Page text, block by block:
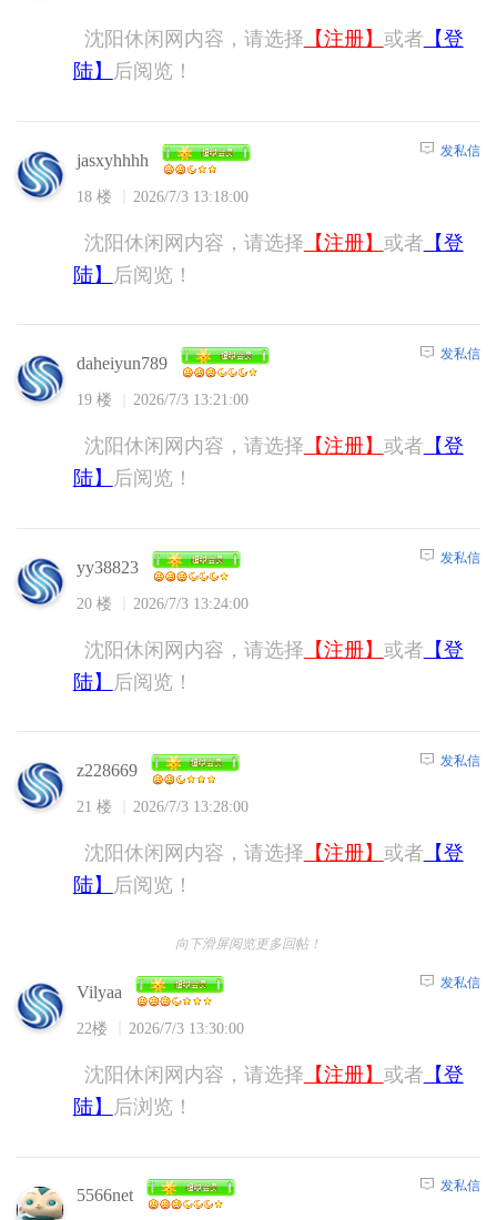
沈阳休闲网内容，请选择 【注册】 或者 【登
陆】
后阅览！
jasxyhhhh
18 楼 2026/7/3 13:18:00
发私信
沈阳休闲网内容，请选择 【注册】 或者 【登
陆】
后阅览！
daheiyun789
19 楼 2026/7/3 13:21:00
发私信
沈阳休闲网内容，请选择 【注册】 或者 【登
陆】
后阅览！
yy38823
20 楼 2026/7/3 13:24:00
发私信
沈阳休闲网内容，请选择 【注册】 或者 【登
陆】
后阅览！
z228669
21 楼 2026/7/3 13:28:00
发私信
沈阳休闲网内容，请选择 【注册】 或者 【登
陆】
后阅览！
向下滑屏阅览更多回帖！
Vilyaa
22楼 2026/7/3 13:30:00
发私信
沈阳休闲网内容，请选择 【注册】 或者 【登
陆】
后浏览！
5566net 发私信